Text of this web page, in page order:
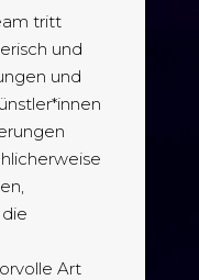
tritt
und
und
Art